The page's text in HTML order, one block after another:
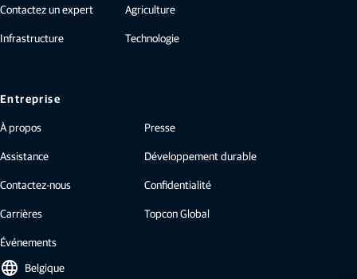
Contactez un expert
Infrastructure
Agriculture
Technologie
Entreprise
À propos
Assistance
Contactez-nous
Carrières
Événements
Presse
Développement durable
Confidentialité
Topcon Global
language Belgique